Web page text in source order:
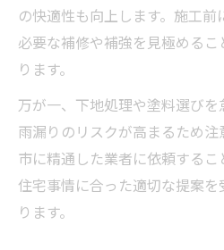
屋根塗装業者に依頼する
屋根塗装の見積もり
屋根塗装業者との契
屋根塗装における施
屋根塗装業者の保証
外壁塗装と合わせて屋根
の快適性も向上します。施工前
必要な補修や補強を見極める
ります。
万が一、下地処理や塗料選び
雨漏りのリスクが高まるため
市に精通した業者に依頼する
住宅事情に合った適切な提案
ります。